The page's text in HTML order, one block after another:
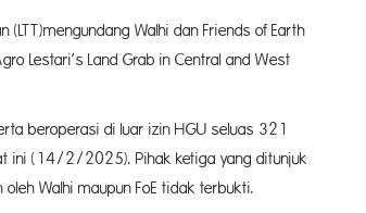
Walhi dan Friends of Earth
Lestari’s Land Grab in Central and West
beroperasi di luar izin HGU seluas 321
ini (14/2/2025). Pihak ketiga yang ditunjuk
Walhi maupun FoE tidak terbukti.